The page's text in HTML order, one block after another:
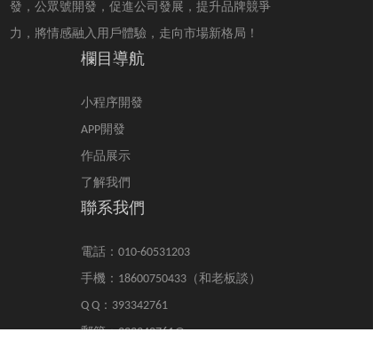
發，公眾號開發，促進公司發展，提升品牌競爭
力，將情感融入用戶體驗，走向市場新格局！
欄目導航
小程序開發
APP開發
作品展示
了解我們
聯系我們
電話：010-60531203
手機：18600750433（和老板談）
Q Q：393342761
郵箱：393342761@qq.com